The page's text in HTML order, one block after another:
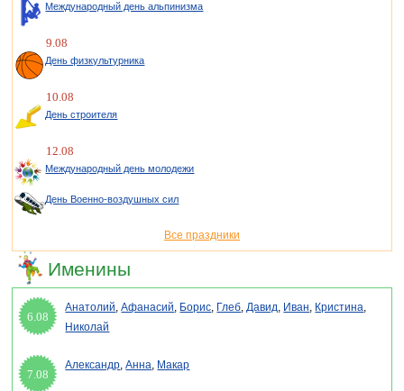
Международный день альпинизма
9.08
День физкультурника
10.08
День строителя
12.08
Международный день молодежи
День Военно-воздушных сил
Все праздники
Именины
6.08
Анатолий,Афанасий, Борис, Глеб,Давид, Иван, Кристина,
Николай
7.08
Александр,Анна, Макар